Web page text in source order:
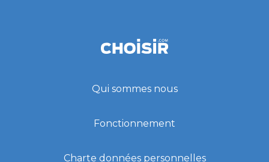
Qui sommes nous
Fonctionnement
Charte données personnelles